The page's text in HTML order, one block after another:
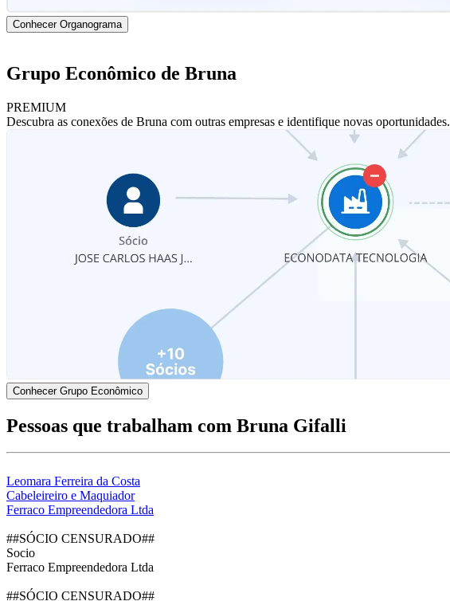
Conhecer Organograma
Grupo Econômico de Bruna
PREMIUM
Descubra as conexões de Bruna com outras empresas e identifique novas oportunidades.
Conhecer Grupo Econômico
Pessoas que trabalham com Bruna Gifalli
Leomara Ferreira da Costa
Cabeleireiro e Maquiador
Ferraco Empreendedora Ltda
##SÓCIO CENSURADO##
Socio
Ferraco Empreendedora Ltda
##SÓCIO CENSURADO##